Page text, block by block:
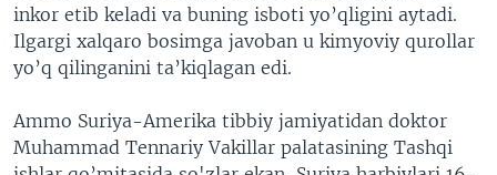
inkor etib keladi va buning isboti yo’qligini aytadi.
Ilgargi xalqaro bosimga javoban u kimyoviy qurollar
yo’q qilinganini ta’kiqlagan edi.
Ammo Suriya-Amerika tibbiy jamiyatidan doktor
Muhammad Tennariy Vakillar palatasining Tashqi